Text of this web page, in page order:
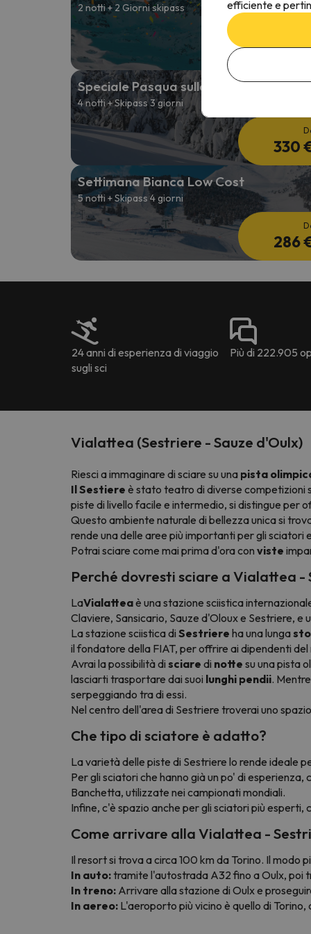
2 notti + 2 Giorni skipass
151
Speciale Pasqua sulla neve
4 notti + Skipass 3 giorni
330
Settimana Bianca Low Cost
5 notti + Skipass 4 giorni
286
24 anni di esperienza di viaggio
sugli sci
Più di 222.905
Vialattea (Sestriere - Sauze d'Oulx)
Riesci a immaginare di sciare su una pista
Il Sestiere è stato teatro di diverse competizioni
piste di livello facile e intermedio, si distingue per
Questo ambiente naturale di bellezza unica si
rende una delle aree più importanti per gli sciatori
Potrai sciare come mai prima d'ora con viste
Perché dovresti sciare a Vialattea -
LaVialatteaè una stazione sciistica
Claviere, Sansicario, Sauze d'Oloux e Sestriere,
La stazione sciistica di Sestriere ha una lunga
il fondatore della FIAT, per offrire ai dipendenti
Avrai la possibilità di sciare di notte su una pista
lasciarti trasportare dai suoi lunghi pendii.
serpeggiando tra di essi.
Nel centro dell'area di Sestriere troverai uno
Che tipo di sciatore è adatto?
La varietà delle piste di Sestriere lo rende ideale
Per gli sciatori che hanno già un po' di
Banchetta, utilizzate nei campionati mondiali.
Infine, c'è spazio anche per gli sciatori più esperti,
Come arrivare alla Vialattea -
Il resort si trova a circa 100 km da Torino. Il modo
In auto: tramite l'autostrada A32 fino a Oulx, poi
In treno: Arrivare alla stazione di Oulx e
In aereo: L'aeroporto più vicino è quello di
efficiente e